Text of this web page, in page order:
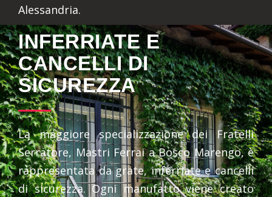
Alessandria.
INFERRIATE E
CANCELLI DI
SICUREZZA
La maggiore specializzazione dei Fratelli
Serratore, Mastri Ferrai a Bosco Marengo, è
rappresentata da grate, inferriate e cancelli
di sicurezza. Ogni manufatto viene creato